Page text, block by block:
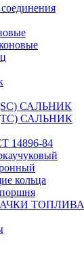
САЛЬНИК
САЛЬНИК
14896-84
кольца
ТОПЛИВА